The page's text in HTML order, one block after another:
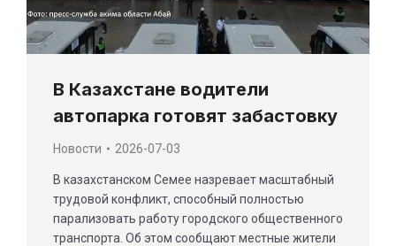
В Казахстане водители
автопарка готовят забастовку
Новости 2026-07-03
В казахстанском Семее назревает масштабный
трудовой конфликт, способный полностью
парализовать работу городского общественного
транспорта. Об этом сообщают местные жители